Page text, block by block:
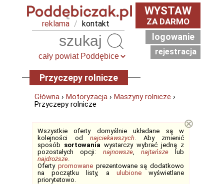
reklama / kontakt
WYSTAW
ZA DARMO
logowanie
rejestracja
Przyczepy rolnicze
Główna › Motoryzacja › Maszyny rolnicze ›
Przyczepy rolnicze
Wszystkie oferty domyślnie układane są w
kolejności od najciekawszych. Aby zmienić
sposób sortowania wystarczy wybrać jedną z
pozostałych opcji: najnowsze, najtańszelub
najdroższe.
Oferty promowaneprezentowane są dodatkowo
na początku listy, a ulubionewyświetlane
priorytetowo.
⊗